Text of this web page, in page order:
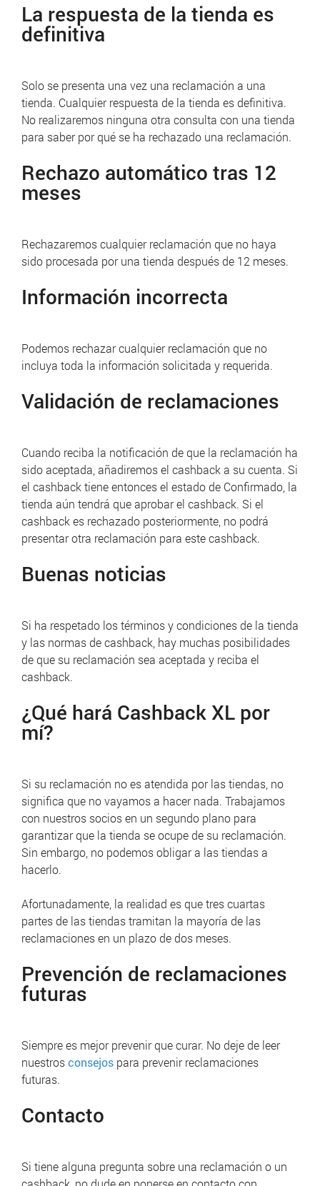
La respuesta de la tienda es
definitiva
Solo se presenta una vez una reclamación a una
tienda. Cualquier respuesta de la tienda es definitiva.
No realizaremos ninguna otra consulta con una tienda
para saber por qué se ha rechazado una reclamación.
Rechazo automático tras 12
meses
Rechazaremos cualquier reclamación que no haya
sido procesada por una tienda después de 12 meses.
Información incorrecta
Podemos rechazar cualquier reclamación que no
incluya toda la información solicitada y requerida.
Validación de reclamaciones
Cuando reciba la notificación de que la reclamación ha
sido aceptada, añadiremos el cashback a su cuenta. Si
el cashback tiene entonces el estado de Confirmado, la
tienda aún tendrá que aprobar el cashback. Si el
cashback es rechazado posteriormente, no podrá
presentar otra reclamación para este cashback.
Buenas noticias
Si ha respetado los términos y condiciones de la tienda
y las normas de cashback, hay muchas posibilidades
de que su reclamación sea aceptada y reciba el
cashback.
¿Qué hará Cashback XL por
mí?
Si su reclamación no es atendida por las tiendas, no
significa que no vayamos a hacer nada. Trabajamos
con nuestros socios en un segundo plano para
garantizar que la tienda se ocupe de su reclamación.
Sin embargo, no podemos obligar a las tiendas a
hacerlo.
Afortunadamente, la realidad es que tres cuartas
partes de las tiendas tramitan la mayoría de las
reclamaciones en un plazo de dos meses.
Prevención de reclamaciones
futuras
Siempre es mejor prevenir que curar. No deje de leer
nuestrosconsejos para prevenir reclamaciones
futuras.
Contacto
Si tiene alguna pregunta sobre una reclamación o un